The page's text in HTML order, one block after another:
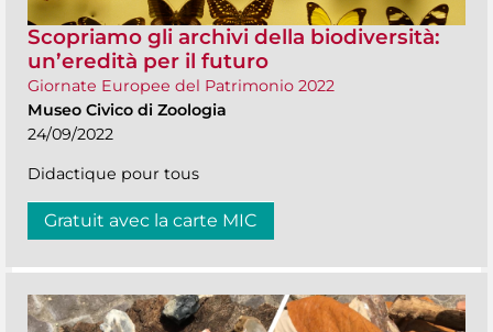
Scopriamo gli archivi della biodiversità:
un’eredità per il futuro
Giornate Europee del Patrimonio 2022
Museo Civico di Zoologia
24/09/2022
Didactique pour tous
Gratuit avec la carte MIC